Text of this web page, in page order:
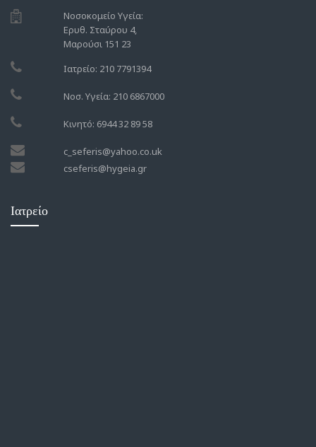
Νοσοκομείο Υγεία:
Ερυθ. Σταύρου 4,
Μαρούσι 151 23
Ιατρείο: 210 7791394
Νοσ. Υγεία: 210 6867000
Κινητό: 6944 32 89 58
c_seferis@yahoo.co.uk
cseferis@hygeia.gr
Ιατρείο